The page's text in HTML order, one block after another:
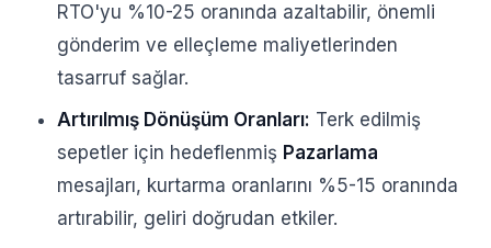
RTO'yu %10-25 oranında azaltabilir, önemli
gönderim ve elleçleme maliyetlerinden
tasarruf sağlar.
Artırılmış Dönüşüm Oranları: Terk edilmiş
sepetler için hedeflenmiş Pazarlama
mesajları, kurtarma oranlarını %5-15 oranında
artırabilir, geliri doğrudan etkiler.